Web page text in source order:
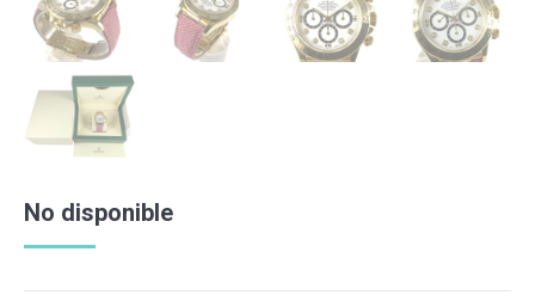
No disponible